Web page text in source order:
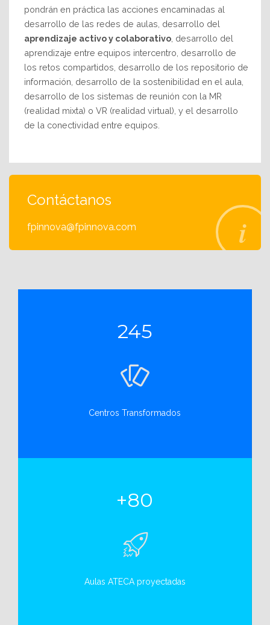
pondrán en práctica las acciones encaminadas al
desarrollo de las redes de aulas, desarrollo del
aprendizaje activo y colaborativo , desarrollo del
aprendizaje entre equipos intercentro, desarrollo de
los retos compartidos, desarrollo de los repositorio de
información, desarrollo de la sostenibilidad en el aula,
desarrollo de los sistemas de reunión con la MR
(realidad mixta) o VR (realidad virtual), y el desarrollo
de la conectividad entre equipos.
Contáctanos
fpinnova@fpinnova.com
245
Centros Transformados
+80
Aulas ATECA proyectadas